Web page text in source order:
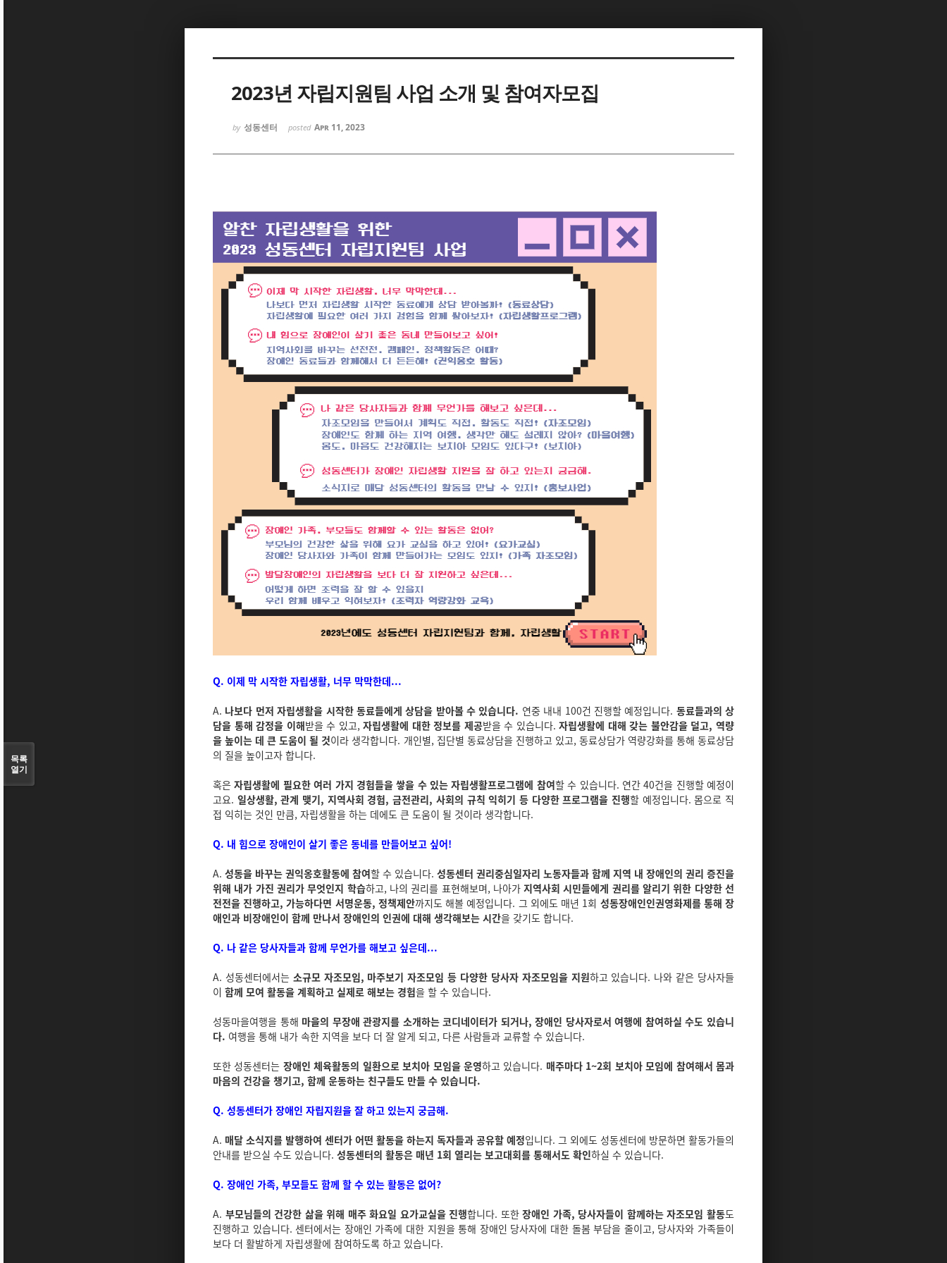
2023년 자립지원팀 사업 소개 및 참여자모집
by 성동센터 posted Apr 11, 2023
Q. 이제 막 시작한 자립생활, 너무 막막한데...
A. 나보다 먼저 자립생활을 시작한 동료들에게 상담을 받아볼 수 있습니다. 연중 내내 100건 진행할 예정입니다. 동료들과의 상
담을 통해 감정을 이해받을 수 있고,자립생활에 대한 정보를 제공받을 수 있습니다. 자립생활에 대해 갖는 불안감을 덜고, 역량
을 높이는 데 큰 도움이 될 것이라 생각합니다. 개인별, 집단별 동료상담을 진행하고 있고, 동료상담가 역량강화를 통해 동료상담
의 질을 높이고자 합니다.
혹은자립생활에 필요한 여러 가지 경험들을 쌓을 수 있는 자립생활프로그램에 참여할 수 있습니다. 연간 40건을 진행할 예정이
고요. 일상생활, 관계 맺기, 지역사회 경험, 금전관리, 사회의 규칙 익히기 등 다양한 프로그램을 진행할 예정입니다. 몸으로 직
접 익히는 것인 만큼, 자립생활을 하는 데에도 큰 도움이 될 것이라 생각합니다.
Q. 내 힘으로 장애인이 살기 좋은 동네를 만들어보고 싶어!
A. 성동을 바꾸는 권익옹호활동에 참여할 수 있습니다. 성동센터 권리중심일자리 노동자들과 함께 지역 내 장애인의 권리 증진을
위해 내가 가진 권리가 무엇인지 학습하고, 나의 권리를 표현해보며, 나아가지역사회 시민들에게 권리를 알리기 위한 다양한 선
전전을 진행하고, 가능하다면 서명운동, 정책제안까지도 해볼 예정입니다. 그 외에도 매년 1회 성동장애인인권영화제를 통해 장
애인과 비장애인이 함께 만나서 장애인의 인권에 대해 생각해보는 시간을 갖기도 합니다.
Q. 나 같은 당사자들과 함께 무언가를 해보고 싶은데...
A. 성동센터에서는 소규모 자조모임, 마주보기 자조모임 등 다양한 당사자 자조모임을 지원하고 있습니다. 나와 같은 당사자들
이 함께 모여 활동을 계획하고 실제로 해보는 경험을 할 수 있습니다.
성동마을여행을 통해 마을의 무장애 관광지를 소개하는 코디네이터가 되거나, 장애인 당사자로서 여행에 참여하실 수도 있습니
다. 여행을 통해 내가 속한 지역을 보다 더 잘 알게 되고, 다른 사람들과 교류할 수 있습니다.
또한 성동센터는 장애인 체육활동의 일환으로 보치아 모임을 운영하고 있습니다. 매주마다 1~2회 보치아 모임에 참여해서 몸과
마음의 건강을 챙기고, 함께 운동하는 친구들도 만들 수 있습니다.
Q. 성동센터가 장애인 자립지원을 잘 하고 있는지 궁금해.
A. 매달 소식지를 발행하여 센터가 어떤 활동을 하는지 독자들과 공유할 예정입니다. 그 외에도 성동센터에 방문하면 활동가들의
안내를 받으실 수도 있습니다. 성동센터의 활동은 매년 1회 열리는 보고대회를 통해서도 확인하실 수 있습니다.
Q. 장애인 가족, 부모들도 함께 할 수 있는 활동은 없어?
A. 부모님들의 건강한 삶을 위해 매주 화요일 요가교실을 진행합니다. 또한장애인 가족, 당사자들이 함께하는 자조모임 활동도
진행하고 있습니다. 센터에서는 장애인 가족에 대한 지원을 통해 장애인 당사자에 대한 돌봄 부담을 줄이고, 당사자와 가족들이
보다 더 활발하게 자립생활에 참여하도록 하고 있습니다.
목록
열기
Sketchbook5, 스케치북5
Sketchbook5, 스케치북5